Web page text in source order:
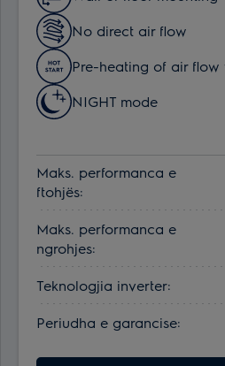
No direct air flow
Pre-heating of air flow
NIGHT mode
Maks. performanca e
ftohjës:
Maks. performanca e
ngrohjes:
Teknologjia inverter:
Periudha e garancise: